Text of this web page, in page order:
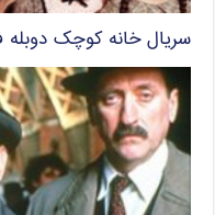
سریال خانه کوچک دوبله